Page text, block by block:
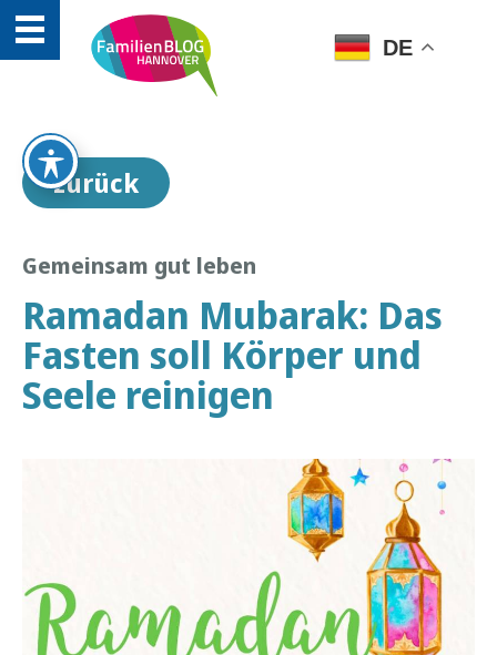
DE
zurück
Gemeinsam gut leben
Ramadan Mubarak: Das
Fasten soll Körper und
Seele reinigen